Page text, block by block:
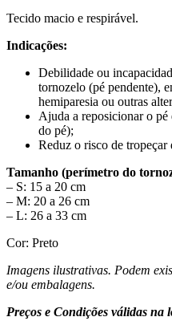
Tecido macio e respirável.
Indicações:
Debilidade ou
tornozelo (pé pendente),
hemiparesia ou outras
Ajuda a reposicionar o
do pé);
Reduz o risco de tropeçar
Tamanho (perímetro do
– S: 15 a 20 cm
– M: 20 a 26 cm
– L: 26 a 33 cm
Cor: Preto
Imagens ilustrativas. Podem
e/ou embalagens.
Preços e Condições válidas na